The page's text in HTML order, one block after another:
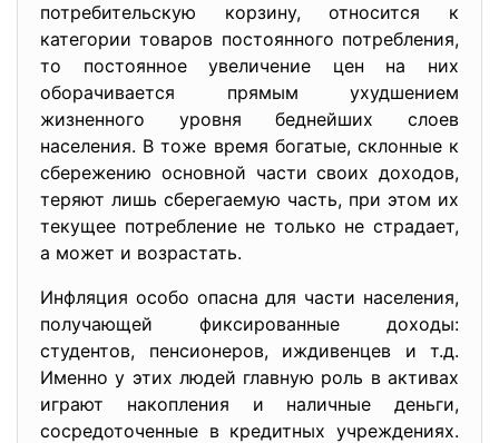
потребительскую корзину, относится к
категории товаров постоянного потребления,
то постоянное увеличение цен на них
оборачивается прямым ухудшением
жизненного уровня беднейших слоев
населения. В тоже время богатые, склонные к
сбережению основной части своих доходов,
теряют лишь сберегаемую часть, при этом их
текущее потребление не только не страдает,
а может и возрастать.
Инфляция особо опасна для части населения,
получающей фиксированные доходы:
студентов, пенсионеров, иждивенцев и т.д.
Именно у этих людей главную роль в активах
играют накопления и наличные деньги,
сосредоточенные в кредитных учреждениях.